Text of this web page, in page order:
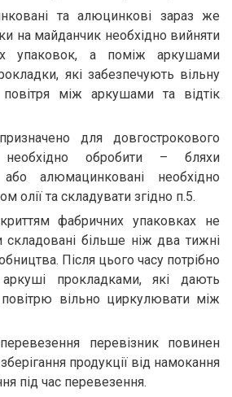
та алюцинкові зараз же
на майданчик необхідно вийняти
упаковок, а поміж аркушами
які забезпечують вільну
між аркушами та відтік
для довгострокового
необхідно обробити – бляхи
або алюмацинковані необхідно
олії та складувати згідно п.5.
фабричних упаковках не
складовані більше ніж два тижні
Після цього часу потрібно
аркуші прокладками, які дають
вільно циркулювати між
перевізник повинен
продукції від намокання
під час перевезення.